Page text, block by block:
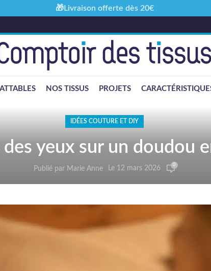
NOS TISSUS PROJETS
IDÉES COUTURE ET DIY
yeux sur un doudou
Publié par Marie Anne Le 12 mars 2026 0
🎁Livraison offerte dès 20€